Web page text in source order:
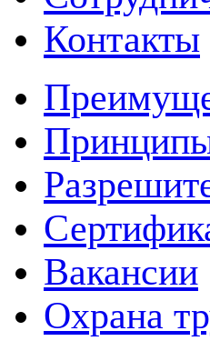
Контакты
Вакансии
Охрана